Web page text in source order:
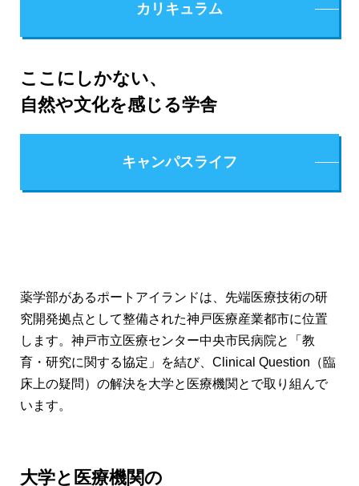
カリキュラム
ここにしかない、
自然や文化を感じる学舎
キャンパスライフ
薬学部があるポートアイランドは、先端医療技術の研
究開発拠点として整備された神戸医療産業都市に位置
します。神戸市立医療センター中央市民病院と「教
育・研究に関する協定」を結び、Clinical Question（臨
床上の疑問）の解決を大学と医療機関とで取り組んで
います。
大学と医療機関の